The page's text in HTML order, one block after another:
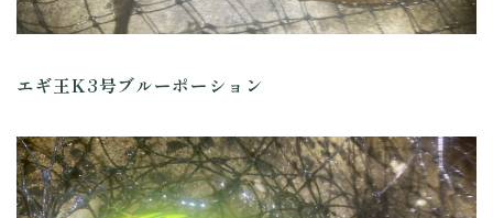
エギ王K3号ブルーポーション